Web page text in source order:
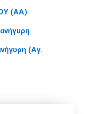
(ΑΑ)
(Αγ.